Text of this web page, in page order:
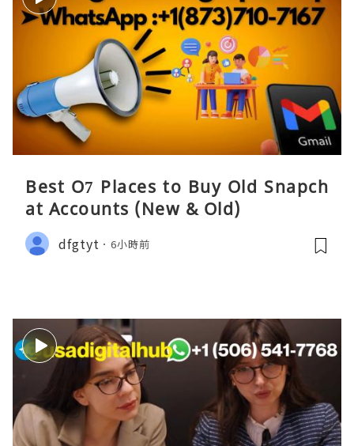
Best O7 Places to Buy Old Snapch
at Accounts (New & Old)
dfgtyt 6小時前